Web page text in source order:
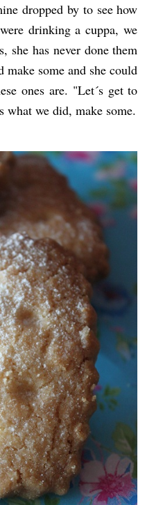
dropped by to see how
drinking a cuppa, we
she has never done them
some and she could
ones are. "Let´s get to
we did, make some.